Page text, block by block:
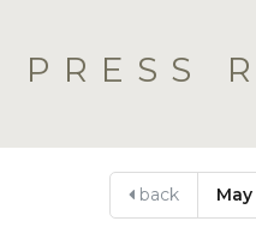
PRESS
back